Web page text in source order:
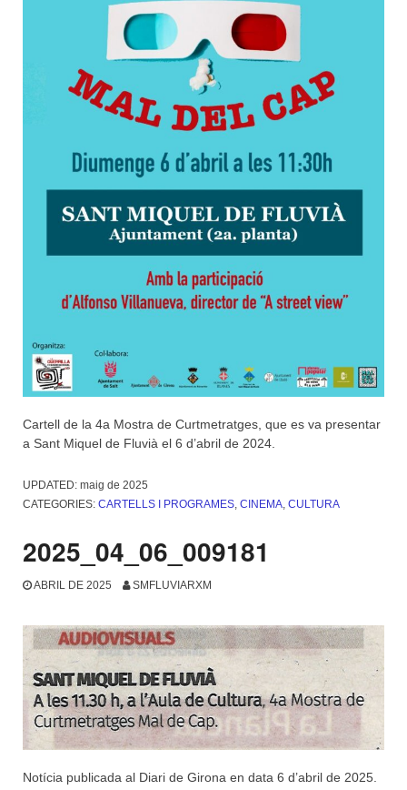
Cartell de la 4a Mostra de Curtmetratges, que es va presentar
a Sant Miquel de Fluvià el 6 d’abril de 2024.
UPDATED: maig de 2025
CATEGORIES: CARTELLS I PROGRAMES CINEMA CULTURA
2025_04_06_009181
ABRIL DE 2025 SMFLUVIARXM
Notícia publicada al Diari de Girona en data 6 d’abril de 2025.